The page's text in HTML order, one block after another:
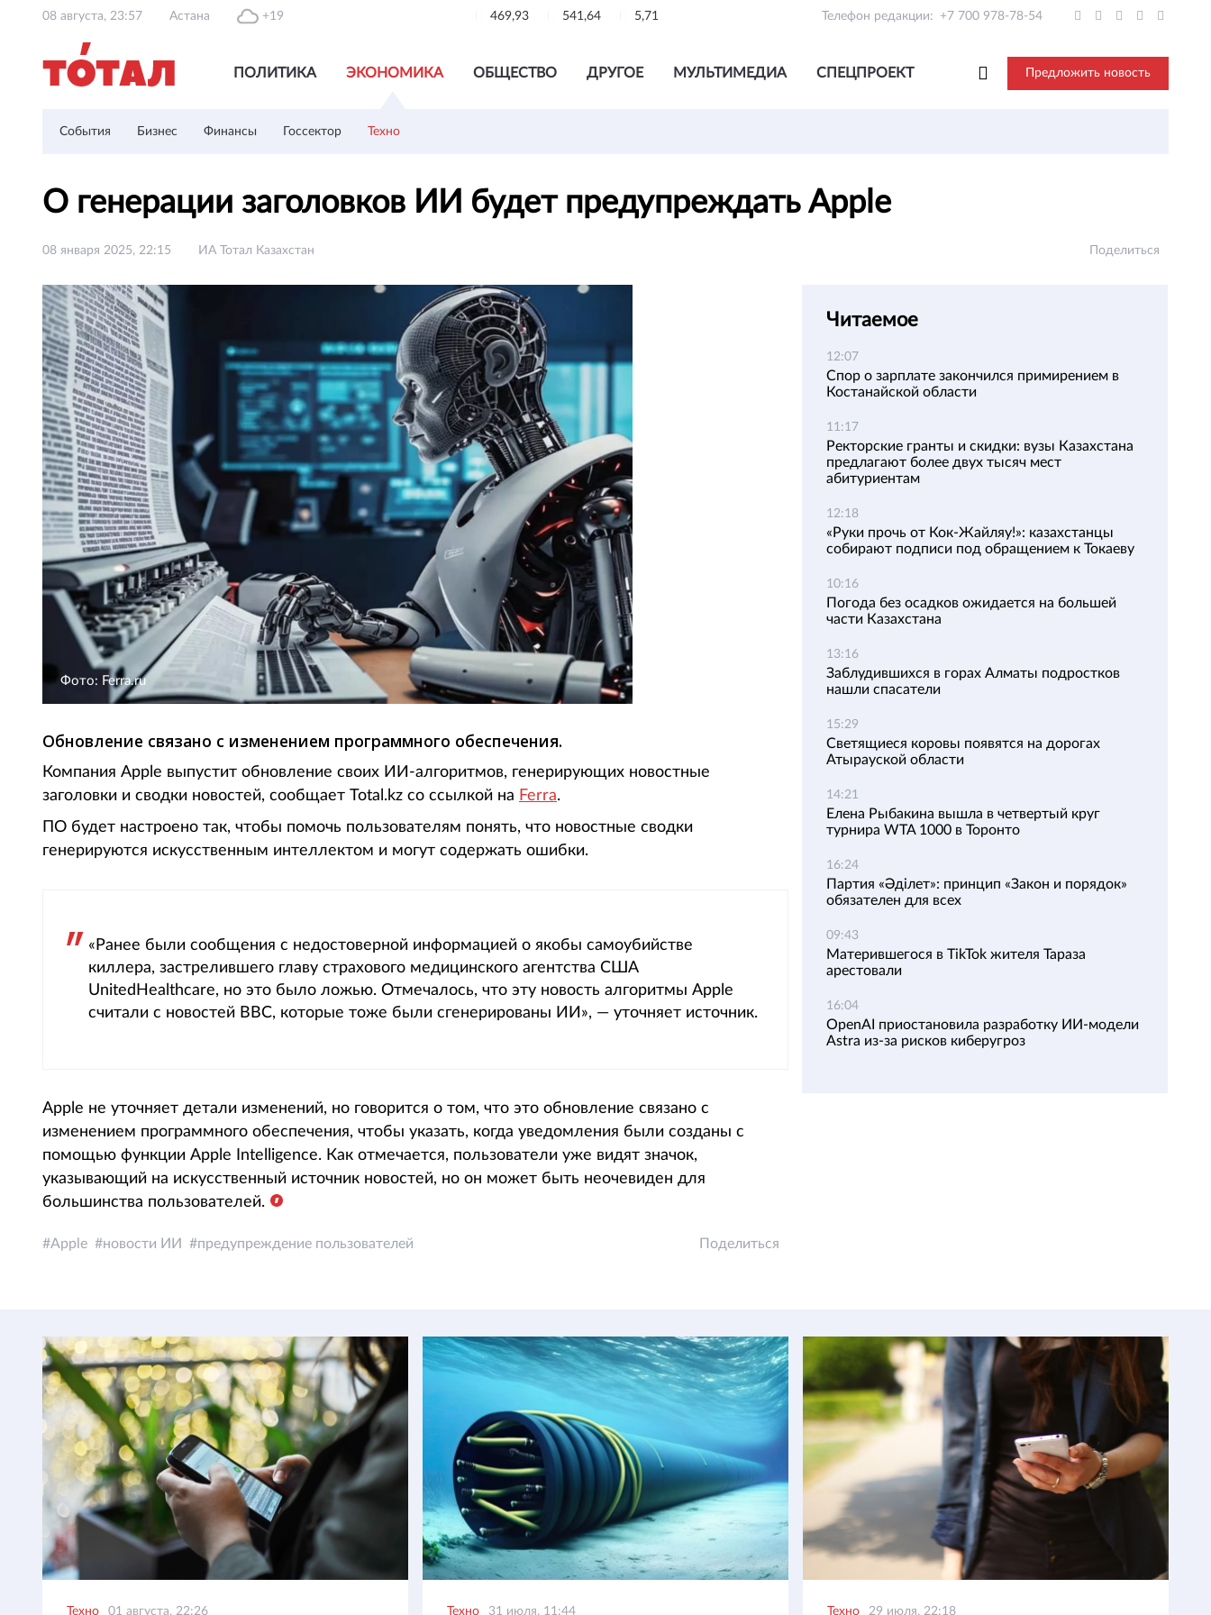
08 августа, 23:57 Астана +19 469,93 541,64 5,71 Телефон редакции: +7 700 978-78-54
ПОЛИТИКА ЭКОНОМИКА ОБЩЕСТВО ДРУГОЕ МУЛЬТИМЕДИА СПЕЦПРОЕКТ Предложить новость
События Бизнес Финансы Госсектор Техно
О генерации заголовков ИИ будет предупреждать Apple
08 января 2025, 22:15 ИА Тотал Казахстан Поделиться
Фото: Ferra.ru
Обновление связано с изменением программного обеспечения.
Компания Apple выпустит обновление своих ИИ-алгоритмов, генерирующих новостные
заголовки и сводки новостей, сообщает Total.kz со ссылкой на Ferra.
ПО будет настроено так, чтобы помочь пользователям понять, что новостные сводки
генерируются искусственным интеллектом и могут содержать ошибки.
«Ранее были сообщения с недостоверной информацией о якобы самоубийстве
киллера, застрелившего главу страхового медицинского агентства США
UnitedHealthcare, но это было ложью. Отмечалось, что эту новость алгоритмы Apple
считали с новостей BBC, которые тоже были сгенерированы ИИ», — уточняет источник.
Apple не уточняет детали изменений, но говорится о том, что это обновление связано с
изменением программного обеспечения, чтобы указать, когда уведомления были созданы с
помощью функции Apple Intelligence. Как отмечается, пользователи уже видят значок,
указывающий на искусственный источник новостей, но он может быть неочевиден для
большинства пользователей.
Apple новости ИИ предупреждение пользователей Поделиться
Читаемое
12:07
Спор о зарплате закончился примирением в
Костанайской области
11:17
Ректорские гранты и скидки: вузы Казахстана
предлагают более двух тысяч мест
абитуриентам
12:18
«Руки прочь от Кок-Жайляу!»: казахстанцы
собирают подписи под обращением к Токаеву
10:16
Погода без осадков ожидается на большей
части Казахстана
13:16
Заблудившихся в горах Алматы подростков
нашли спасатели
15:29
Светящиеся коровы появятся на дорогах
Атырауской области
14:21
Елена Рыбакина вышла в четвертый круг
турнира WTA 1000 в Торонто
16:24
Партия «Әділет»: принцип «Закон и порядок»
обязателен для всех
09:43
Матерившегося в TikTok жителя Тараза
арестовали
16:04
OpenAI приостановила разработку ИИ-модели
Astra из-за рисков киберугроз
Техно 01 августа, 22:26 Техно 31 июля, 11:44 Техно 29 июля, 22:18